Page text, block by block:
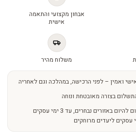
אבחון מקצועי והתאמה
אישית
משלוח מהיר
ואמין – לפני הרכישה, במהלכה וגם לאחריה
בצורה מאובטחת ונוחה
משלוחים מהירים – מהיום להיום באזורים נבחרים, עד 3 ימי עסקים